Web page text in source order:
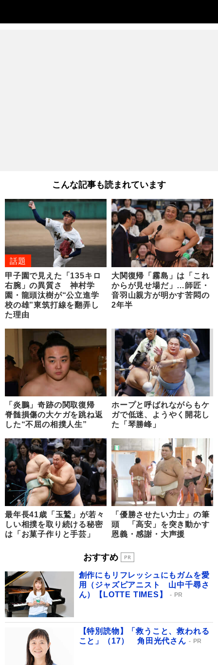
こんな記事も読まれています
話題
甲子園で見えた「135キロ
右腕」の異質さ 神村学
園・龍頭汰樹が“公立進学
校の雄”東筑打線を翻弄し
た理由
大関復帰「霧島」は「これ
からが見せ場だ」…師匠・
音羽山親方が明かす苦悶の
2年半
「炎鵬」奇跡の関取復帰
脊髄損傷の大ケガを跳ね返
した“不屈の相撲人生”
ホープと呼ばれながらもケ
ガで低迷、ようやく開花し
た「琴勝峰」
最年長41歳「玉鷲」が若々
しい相撲を取り続ける秘密
は「お菓子作りと手芸」
「優勝させたい力士」の筆
頭 「高安」を突き動かす
恩義・感謝・大声援
おすすめ
創作にもリフレッシュにもガムを愛
用（ジャズピアニスト 山中千尋さ
ん）【LOTTE TIMES】
PR
【特別読物】「救うこと、救われる
こと」（17） 角田光代さん
PR